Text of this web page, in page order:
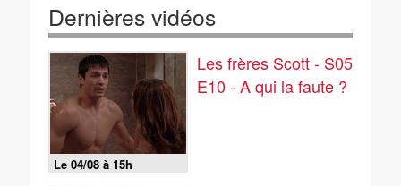
Dernières vidéos
Le 04/08 à 15h
Les frères Scott - S05
E10 - A qui la faute ?